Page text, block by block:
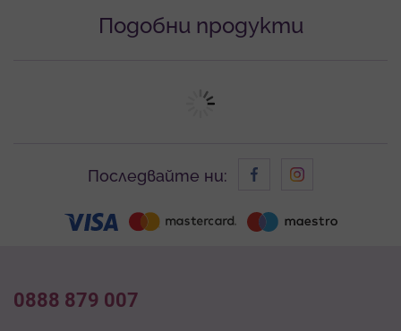
Подобни продукти
Последвайте ни:
0888 879 007